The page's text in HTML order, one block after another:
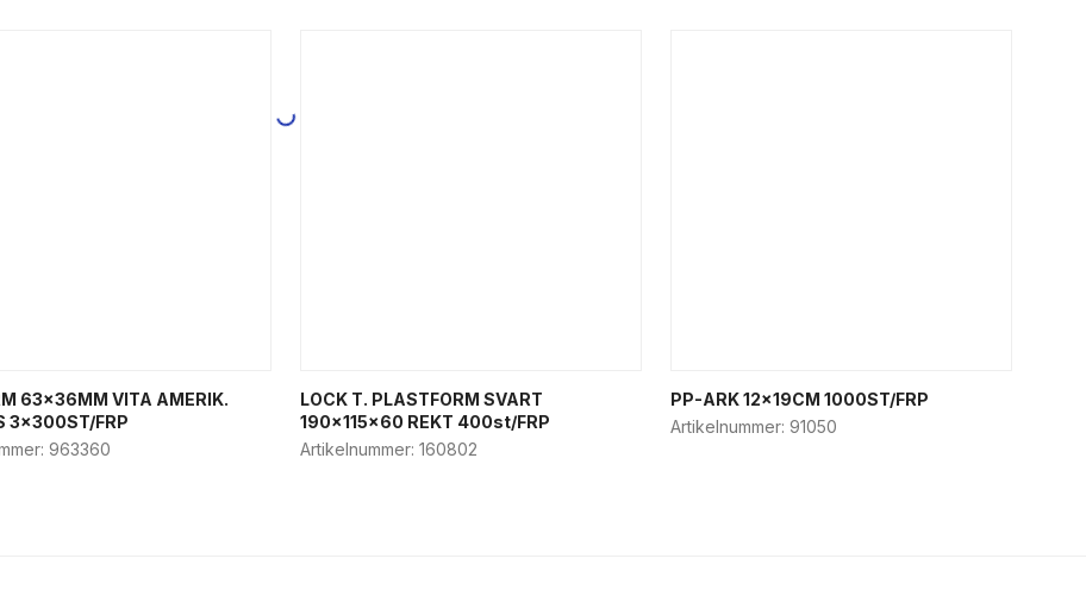
63x36MM VITA AMERIK.
3x300ST/FRP
963360
LOCK T. PLASTFORM SVART
190x115x60 REKT 400st/FRP
Artikelnummer: 160802
PP-ARK 12x19CM 1000ST/FRP
Artikelnummer: 91050